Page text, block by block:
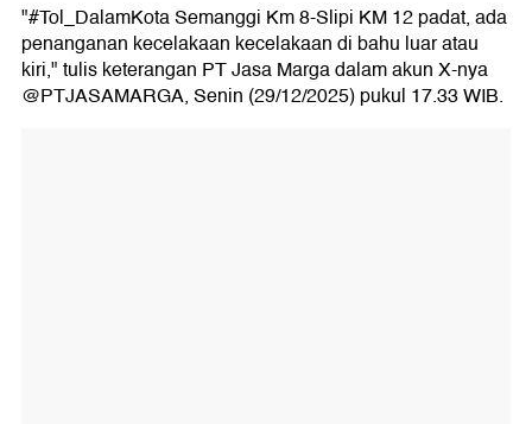
"#Tol_DalamKota Semanggi Km 8-Slipi KM 12 padat, ada
penanganan kecelakaan kecelakaan di bahu luar atau
kiri," tulis keterangan PT Jasa Marga dalam akun X-nya
@PTJASAMARGA, Senin (29/12/2025) pukul 17.33 WIB.